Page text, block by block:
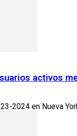
activos
2024 en Nueva